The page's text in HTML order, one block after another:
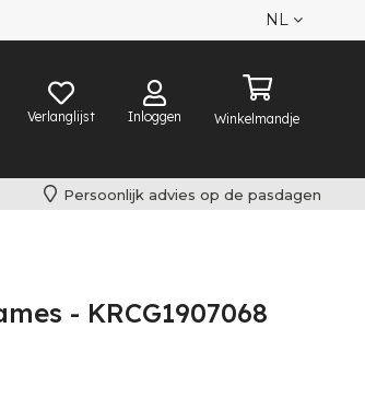
NL
Verlanglijst Inloggen Winkelmandje
Persoonlijk advies op de pasdagen
- KRCG1907068